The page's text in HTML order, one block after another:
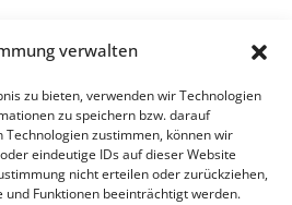
verwalten
zu bieten, verwenden wir Technologien
zu speichern bzw. darauf
Technologien zustimmen, können wir
eindeutige IDs auf dieser Website
nicht erteilen oder zurückziehen,
Funktionen beeinträchtigt werden.